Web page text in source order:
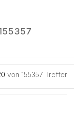
von 155357 Treffer